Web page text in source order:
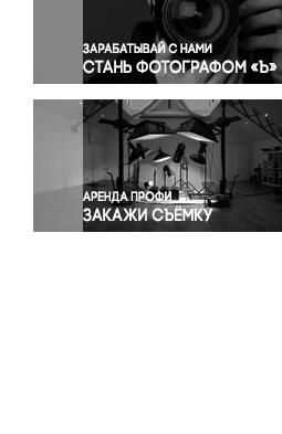
Правосудие
Происшествия и конфликты
Религия
Светская жизнь
Спорт
Экология
Экономика и бизнес